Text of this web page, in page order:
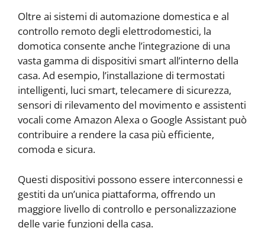
Oltre ai sistemi di automazione domestica e al
controllo remoto degli elettrodomestici, la
domotica consente anche l’integrazione di una
vasta gamma di dispositivi smart all’interno della
casa. Ad esempio, l’installazione di termostati
intelligenti, luci smart, telecamere di sicurezza,
sensori di rilevamento del movimento e assistenti
vocali come Amazon Alexa o Google Assistant può
contribuire a rendere la casa più efficiente,
comoda e sicura.
Questi dispositivi possono essere interconnessi e
gestiti da un’unica piattaforma, offrendo un
maggiore livello di controllo e personalizzazione
delle varie funzioni della casa.